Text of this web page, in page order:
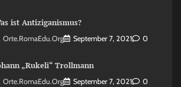
ist Antiziganismus?
Orte.RomaEdu.org September 7, 2021 0
„Rukeli“ Trollmann
Orte.RomaEdu.org September 7, 2021 0